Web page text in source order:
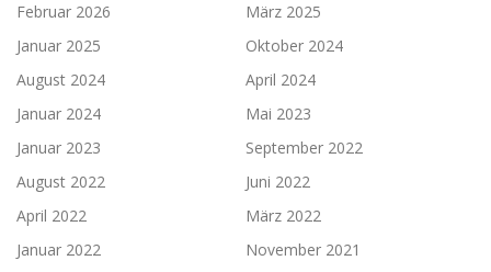
Februar 2026
März 2025
Januar 2025
Oktober 2024
August 2024
April 2024
Januar 2024
Mai 2023
Januar 2023
September 2022
August 2022
Juni 2022
April 2022
März 2022
Januar 2022
November 2021